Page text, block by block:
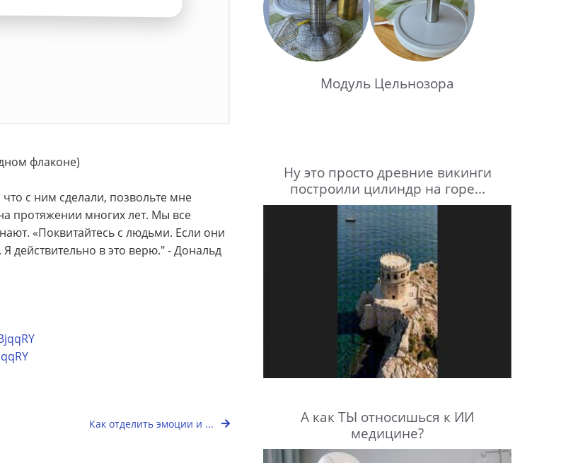
флаконе)
с ним сделали, позвольте мне
протяжении многих лет. Мы все
«Поквитайтесь с людьми. Если они
действительно в это верю." - Дональд
Как отделить эмоции и ...
Модуль Цельнозора
Ну это просто древние викинги
построили цилиндр на горе...
А как ТЫ относишься к ИИ
медицине?